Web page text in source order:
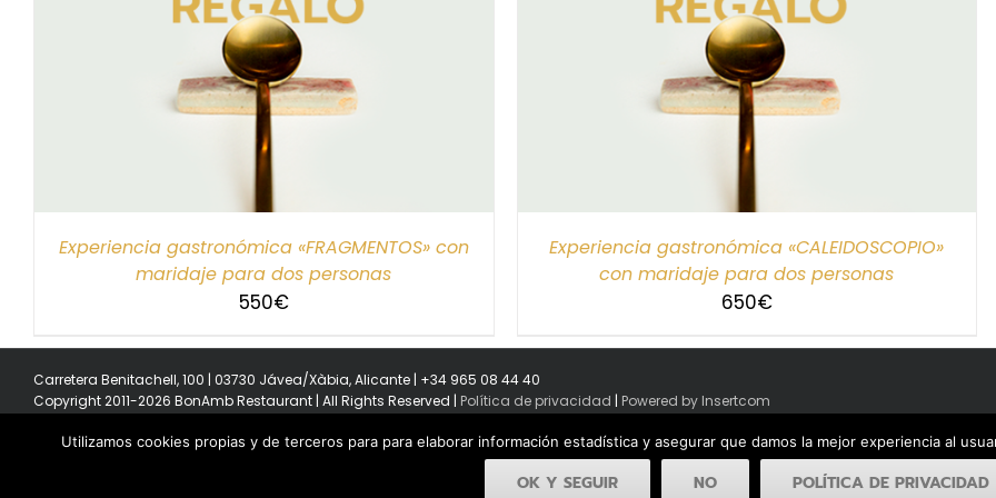
Experiencia gastronómica «FRAGMENTOS» con
maridaje para dos personas
550€
SELECCIONAR IMPORTE
Experiencia gastronómica «CALEIDOSCOPIO»
con maridaje para dos personas
650€
Carretera Benitachell, 100 | 03730 Jávea/Xàbia, Alicante | +34 965 08 44 40
Copyright 2011-2026 BonAmb Restaurant | All Rights Reserved | Política de privacidad | Powered by Insertcom
Utilizamos cookies propias y de terceros para para elaborar información estadística y asegurar que damos la mejor experiencia al
OK Y SEGUIR NO POLÍTICA DE PRIVACIDAD